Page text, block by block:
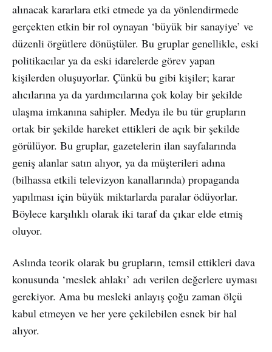
alınacak kararlara etki etmede ya da yönlendirmede
gerçekten etkin bir rol oynayan ‘büyük bir sanayiye’ ve
düzenli örgütlere dönüştüler. Bu gruplar genellikle, eski
politikacılar ya da eski idarelerde görev yapan
kişilerden oluşuyorlar. Çünkü bu gibi kişiler; karar
alıcılarına ya da yardımcılarına çok kolay bir şekilde
ulaşma imkanına sahipler. Medya ile bu tür grupların
ortak bir şekilde hareket ettikleri de açık bir şekilde
görülüyor. Bu gruplar, gazetelerin ilan sayfalarında
geniş alanlar satın alıyor, ya da müşterileri adına
(bilhassa etkili televizyon kanallarında) propaganda
yapılması için büyük miktarlarda paralar ödüyorlar.
Böylece karşılıklı olarak iki taraf da çıkar elde etmiş
oluyor.
Aslında teorik olarak bu grupların, temsil ettikleri dava
konusunda ‘meslek ahlakı’ adı verilen değerlere uyması
gerekiyor. Ama bu mesleki anlayış çoğu zaman ölçü
kabul etmeyen ve her yere çekilebilen esnek bir hal
alıyor.